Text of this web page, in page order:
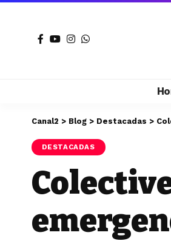
Canal2 > Blog > Destacadas >
DESTACADAS